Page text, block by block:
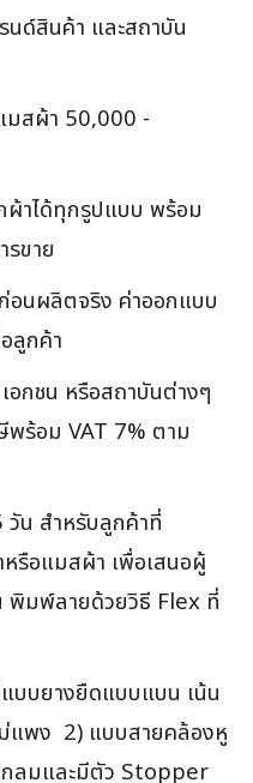
ด์สินค้า และสถาบัน
มสผ้า 50,000 -
าได้ทุกรูปแบบ พร้อม
ขาย
อนผลิตจริง ค่าออกแบบ
ลูกค้า
อกชน หรือสถาบันต่างๆ
พร้อม VAT 7% ตาม
น สำหรับลูกค้าที่
รือแมสผ้า เพื่อเสนอผู้
พิมพ์ลายด้วยวิธี Flex ที่
บบยางยืดแบบแบน เน้น
แพง 2) แบบสายคล้องหู
กลมและมีตัว Stopper